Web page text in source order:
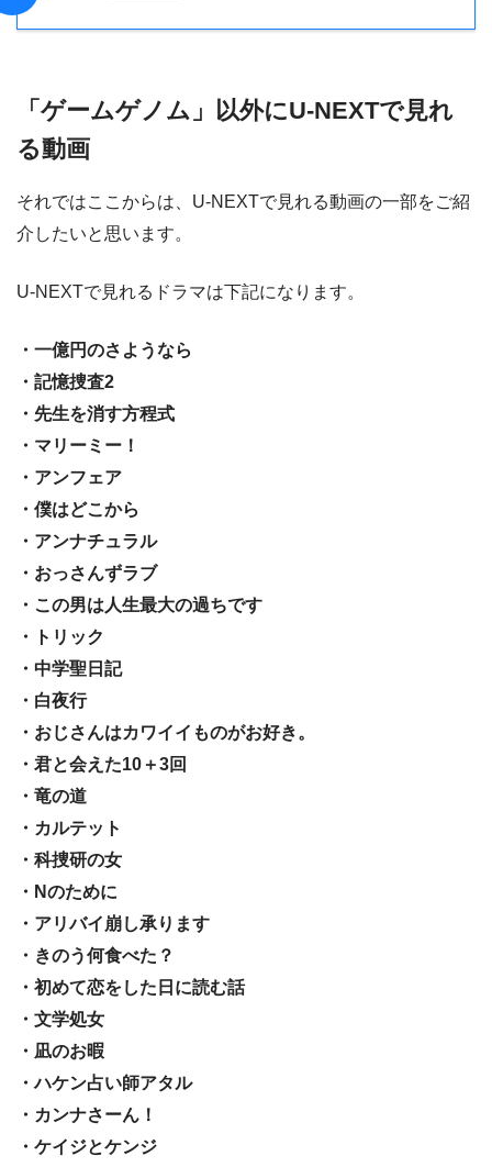
「ゲームゲノム」以外にU-NEXTで見れ
る動画
それではここからは、U-NEXTで見れる動画の一部をご紹
介したいと思います。
U-NEXTで見れるドラマは下記になります。
・一億円のさようなら
・記憶捜査2
・先生を消す方程式
・マリーミー！
・アンフェア
・僕はどこから
・アンナチュラル
・おっさんずラブ
・この男は人生最大の過ちです
・トリック
・中学聖日記
・白夜行
・おじさんはカワイイものがお好き。
・君と会えた10＋3回
・竜の道
・カルテット
・科捜研の女
・Nのために
・アリバイ崩し承ります
・きのう何食べた？
・初めて恋をした日に読む話
・文学処女
・凪のお暇
・ハケン占い師アタル
・カンナさーん！
・ケイジとケンジ